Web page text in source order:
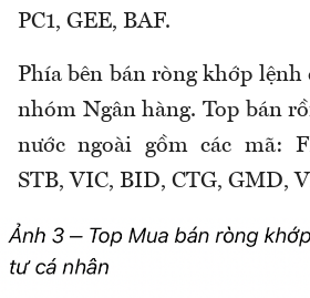
PC1, GEE, BAF.
Phía bên bán ròng khớp lệnh
nhóm Ngân hàng. Top bán
nước ngoài gồm các mã:
STB, VIC, BID, CTG, GMD,